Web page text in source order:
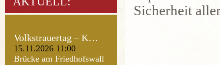
Volkstrauertag – K…
15.11.2026 11:00
Brücke am Friedhofswall
Sicherheit